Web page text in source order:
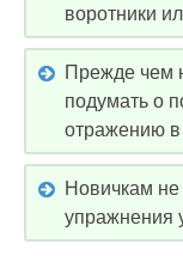
воротники
Прежде чем
подумать о
отражению в
Новичкам не
упражнения